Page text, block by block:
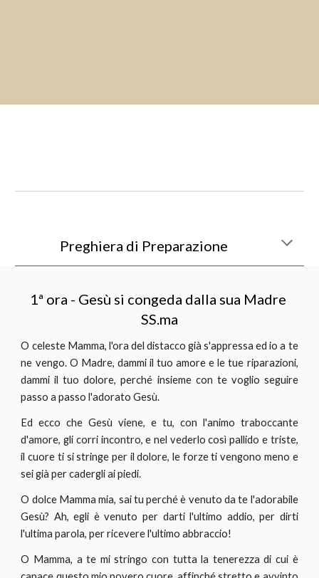
Preghiera di Preparazione
1ª ora - Gesù si congeda dalla sua Madre
SS.ma
O celeste Mamma, l'ora del distacco già s'appressa ed io a te
ne vengo. O Madre, dammi il tuo amore e le tue riparazioni,
dammi il tuo dolore, perché insieme con te voglio seguire
passo a passo l'adorato Gesù.
Ed ecco che Gesù viene, e tu, con l'animo traboccante
d'amore, gli corri incontro, e nel vederlo così pallido e triste,
il cuore ti si stringe per il dolore, le forze ti vengono meno e
sei già per cadergli ai piedi.
O dolce Mamma mia, sai tu perché è venuto da te l'adorabile
Gesù? Ah, egli è venuto per darti l'ultimo addio, per dirti
l'ultima parola, per ricevere l'ultimo abbraccio!
O Mamma, a te mi stringo con tutta la tenerezza di cui è